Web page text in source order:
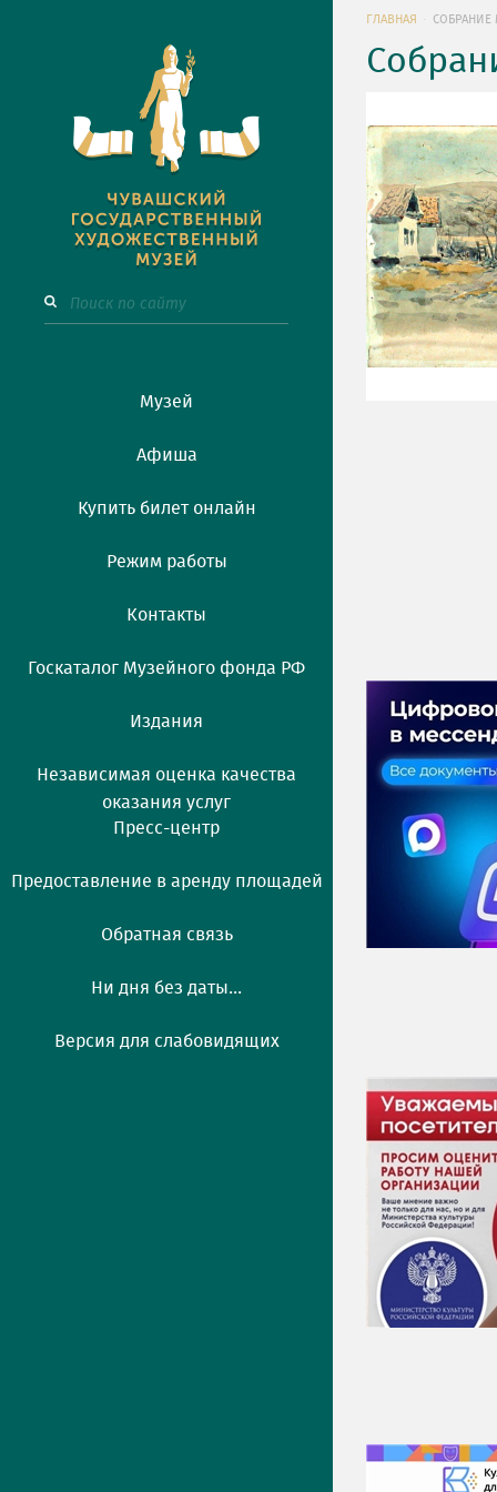
Музей
Афиша
Купить билет онлайн
Режим работы
Контакты
Госкаталог Музейного фонда РФ
Издания
Независимая оценка качества
оказания услуг
Пресс-центр
Предоставление в аренду площадей
Обратная связь
Ни дня без даты...
Версия для слабовидящих
ГЛАВНАЯ СОБРАНИЕ